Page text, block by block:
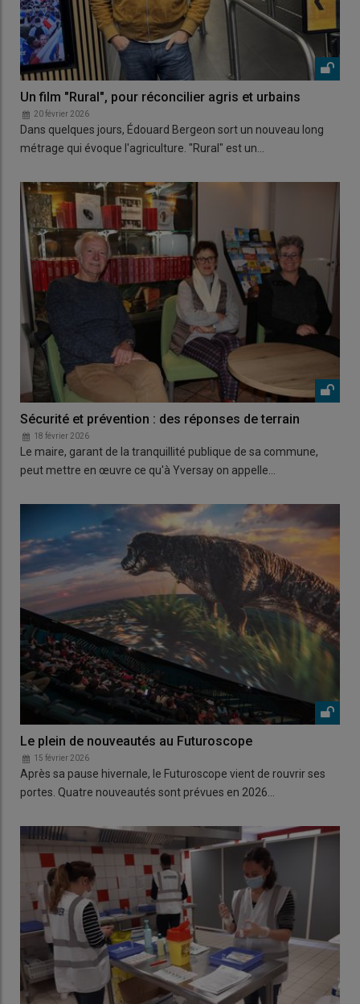
Un film "Rural", pour réconcilier agris et urbains
20 février 2026
Dans quelques jours, Édouard Bergeon sort un nouveau long
métrage qui évoque l'agriculture. "Rural" est un…
Sécurité et prévention : des réponses de terrain
18 février 2026
Le maire, garant de la tranquillité publique de sa commune,
peut mettre en œuvre ce qu'à Yversay on appelle…
Le plein de nouveautés au Futuroscope
15 février 2026
Après sa pause hivernale, le Futuroscope vient de rouvrir ses
portes. Quatre nouveautés sont prévues en 2026…